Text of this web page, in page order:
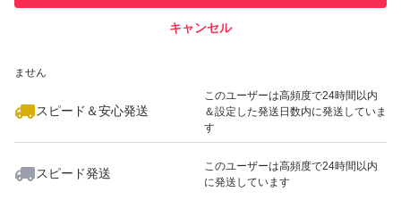
ません
スピード＆安心発送
このユーザーは高頻度で24時間以内
＆設定した発送日数内に発送していま
す
スピード発送
このユーザーは高頻度で24時間以内
に発送しています
キャンセル
いいね！
4,780